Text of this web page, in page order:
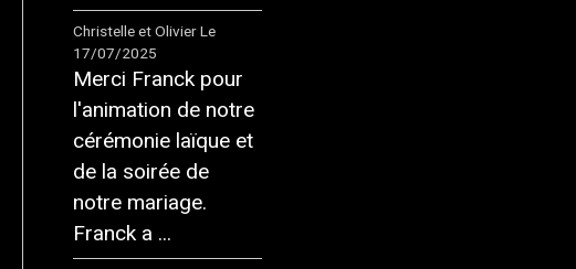
Christelle et Olivier Le
17/07/2025
Merci Franck pour
l'animation de notre
cérémonie laïque et
de la soirée de
notre mariage.
Franck a ...